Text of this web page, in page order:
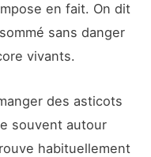
en fait. On dit
sans danger
vivants.
des asticots
souvent autour
habituellement